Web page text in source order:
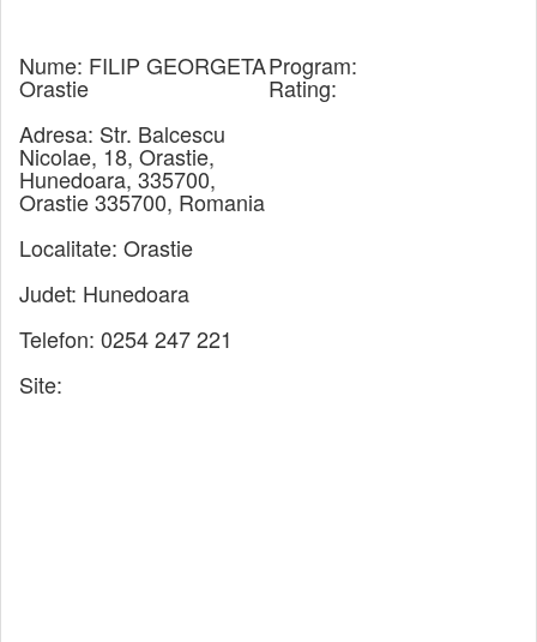
Nume: FILIP GEORGETA
Orastie
Adresa: Str. Balcescu
Nicolae, 18, Orastie,
Hunedoara, 335700,
Orastie 335700, Romania
Localitate: Orastie
Judet: Hunedoara
Telefon: 0254 247 221
Site:
Program:
Rating: